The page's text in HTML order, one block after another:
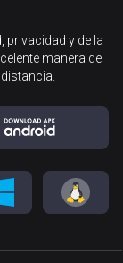
privacidad y de la
manera de